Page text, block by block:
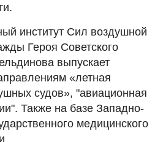
институт Сил воздушной
Героя Советского
выпускает
«летная
судов», "авиационная
Также на базе Западно-
медицинского